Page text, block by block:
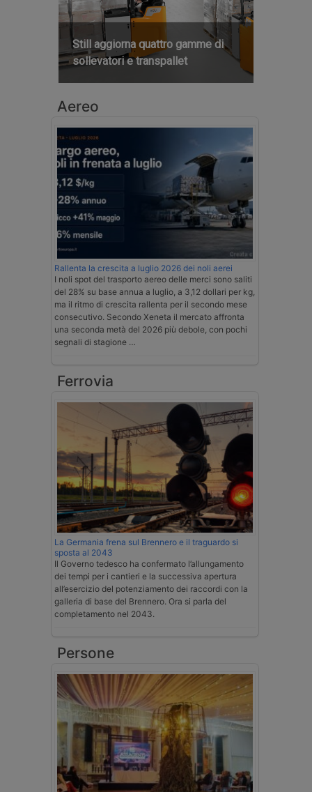
Still aggiorna quattro gamme di
sollevatori e transpallet
Aereo
Rallenta la crescita a luglio 2026 dei noli aerei
I noli spot del trasporto aereo delle merci sono saliti
del 28% su base annua a luglio, a 3,12 dollari per kg,
ma il ritmo di crescita rallenta per il secondo mese
consecutivo. Secondo Xeneta il mercato affronta
una seconda metà del 2026 più debole, con pochi
segnali di stagione …
Ferrovia
La Germania frena sul Brennero e il traguardo si
sposta al 2043
Il Governo tedesco ha confermato l’allungamento
dei tempi per i cantieri e la successiva apertura
all’esercizio del potenziamento dei raccordi con la
galleria di base del Brennero. Ora si parla del
completamento nel 2043.
Persone